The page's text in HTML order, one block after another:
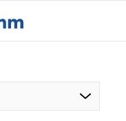
architectuur,